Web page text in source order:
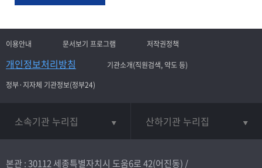
이용안내 문서보기 프로그램 저작권정책
개인정보처리방침
기관소개(직원검색, 약도 등)
정부·지자체 기관정보(정부24)
소속기관 누리집 산하기관 누리집
본관 : 30112 세종특별자치시 도움6로 42(어진동) /